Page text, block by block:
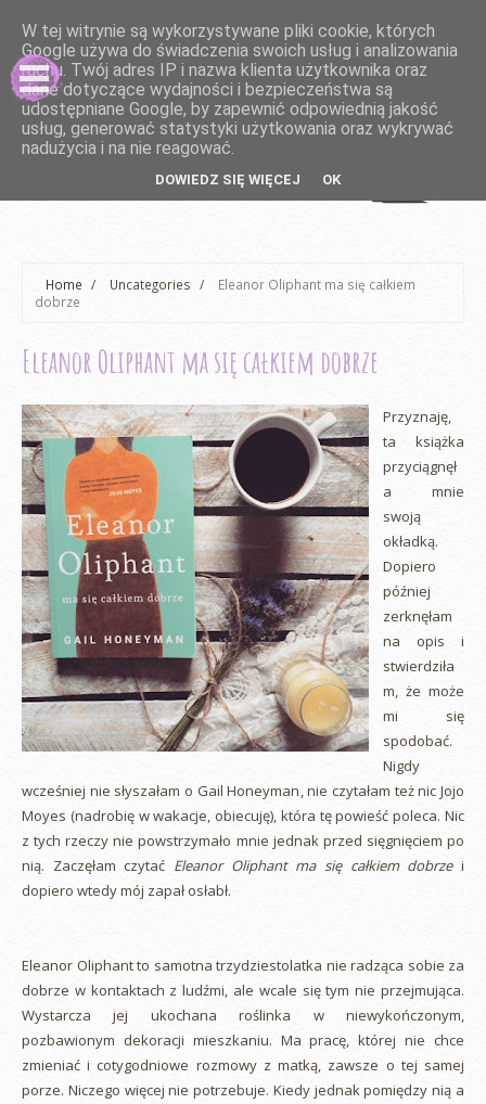
Home / Uncategories /
Eleanor Oliphant ma się całkiem
dobrze
Eleanor Oliphant ma się całkiem dobrze
Przyznaję,
ta książka
przyciągnęł
a mnie
swoją
okładką.
Dopiero
później
zerknęłam
na opis i
stwierdziła
m, że może
mi się
spodobać.
Nigdy
wcześniej nie słyszałam o Gail Honeyman, nie czytałam też nic Jojo
Moyes (nadrobię w wakacje, obiecuję), która tę powieść poleca. Nic
z tych rzeczy nie powstrzymało mnie jednak przed sięgnięciem po
nią. Zaczęłam czytać Eleanor Oliphant ma się całkiem dobrzei
dopiero wtedy mój zapał osłabł.
Eleanor Oliphant to samotna trzydziestolatka nie radząca sobie za
dobrze w kontaktach z ludźmi, ale wcale się tym nie przejmująca.
Wystarcza jej ukochana roślinka w niewykończonym,
pozbawionym dekoracji mieszkaniu. Ma pracę, której nie chce
zmieniać i cotygodniowe rozmowy z matką, zawsze o tej samej
porze. Niczego więcej nie potrzebuje. Kiedy jednak pomiędzy nią a
W tej witrynie są wykorzystywane pliki cookie, których
Google używa do świadczenia swoich usług i analizowania
ruchu. Twój adres IP i nazwa klienta użytkownika oraz
dane dotyczące wydajności i bezpieczeństwa są
udostępniane Google, by zapewnić odpowiednią jakość
usług, generować statystyki użytkowania oraz wykrywać
nadużycia i na nie reagować.
DOWIEDZ SIĘ WIĘCEJ OK